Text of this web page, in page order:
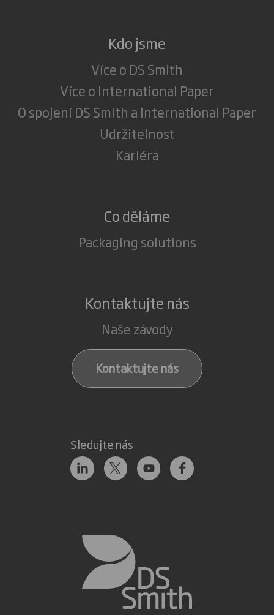
Kdo jsme
Více o DS Smith
Více o International Paper
O spojení DS Smith a International Paper
Udržitelnost
Kariéra
Co děláme
Packaging solutions
Kontaktujte nás
Naše závody
Kontaktujte nás
Sledujte nás